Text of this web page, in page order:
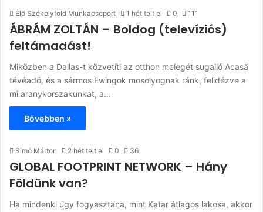
Élő Székelyföld Munkacsoport 1 hét telt el 0 111
ÁBRÁM ZOLTÁN – Boldog (televíziós)
feltámadást!
Miközben a Dallas-t közvetíti az otthon melegét sugalló Acasă
tévéadó, és a sármos Ewingok mosolyognak ránk, felidézve a
mi aranykorszakunkat, a…
Bővebben »
Simó Márton 2 hét telt el 0 36
GLOBAL FOOTPRINT NETWORK – Hány
Földünk van?
Ha mindenki úgy fogyasztana, mint Katar átlagos lakosa, akkor